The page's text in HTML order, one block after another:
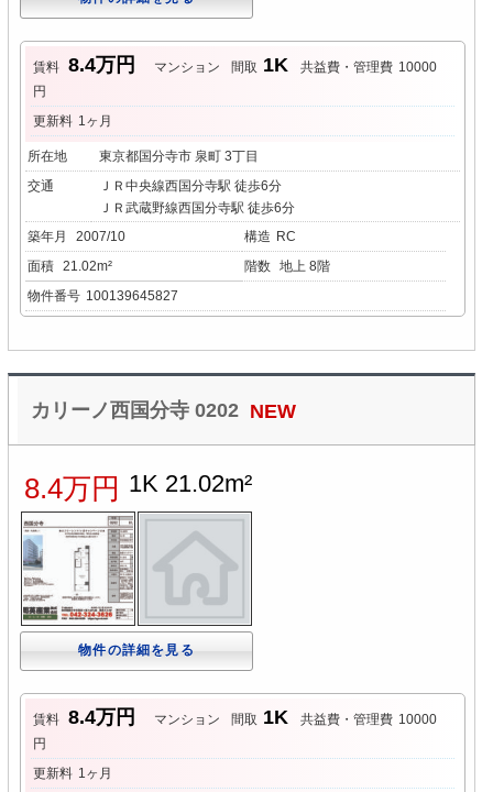
賃料 8.4万円 マンション 間取 1K 共益費・管理費 10000
円
更新料 1ヶ月
所在地
東京都国分寺市 泉町 3丁目
交通
ＪＲ中央線西国分寺駅 徒歩6分
ＪＲ武蔵野線西国分寺駅 徒歩6分
築年月
2007/10 構造 RC
面積 21.02m² 階数 地上 8階
物件番号 100139645827
カリーノ西国分寺 0202 NEW
8.4万円 1K 21.02m²
物件の詳細を見る
賃料 8.4万円 マンション 間取 1K 共益費・管理費 10000
円
更新料 1ヶ月